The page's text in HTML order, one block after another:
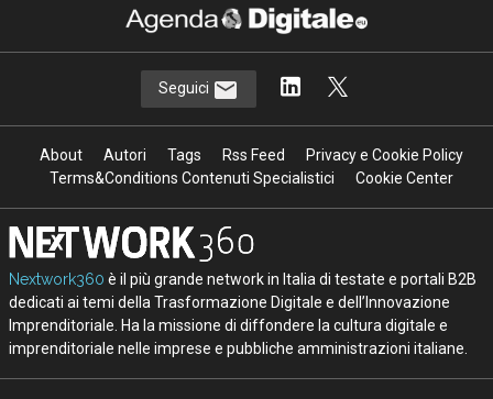
Seguici
About Autori Tags Rss Feed
Privacy e Cookie Policy
Terms&Conditions Contenuti Specialistici
Cookie Center
Nextwork360 è il più grande network in Italia di testate e portali B2B
dedicati ai temi della Trasformazione Digitale e dell’Innovazione
Imprenditoriale. Ha la missione di diffondere la cultura digitale e
imprenditoriale nelle imprese e pubbliche amministrazioni italiane.